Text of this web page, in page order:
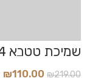
דגם Bunny
₪219.00
₪110.00